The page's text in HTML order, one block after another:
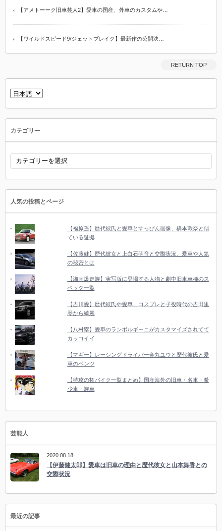
【アメトーーク旧車芸人2】愛車の国産、外車のカスタムや…
【ワイルドスピード9/ジェットブレイク】最新作の公開決…
RETURN TOP
言
語
カテゴリー
カ
ゴ
リ
人気の投稿とページ
【福原遥】歴代彼氏と愛車とすっぴん画像、橋本環奈と似
ている証拠
【佐藤健】歴代彼女と上白石萌音と交際状況、愛車や人気
の秘密とは
【湘南爆走族】実写版に登場する人物と劇中旧車車種のス
ペック一覧
【吉川愛】歴代彼氏や愛車、コスプレと子役時代の吉田里
琴から綺麗
【八村塁】愛車のランボルギーニがカスタマイズされてて
カッコイイ
【マギー】レーシングドライバー金丸ユウと歴代彼氏と愛
車のベンツ
【特攻の拓バイク一覧まとめ】国産海外の旧車・名車・希
少車・族車
芸能人
2020.08.18
【伊藤健太郎】愛車は旧車の理由と歴代彼女と山本舞香との
交際状況
最近の記事